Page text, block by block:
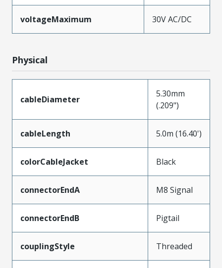
voltageMaximum 30V AC/DC
Physical
cableDiameter
5.30mm
(.209")
cableLength 5.0m (16.40')
colorCableJacket Black
connectorEndA M8 Signal
connectorEndB Pigtail
couplingStyle Threaded